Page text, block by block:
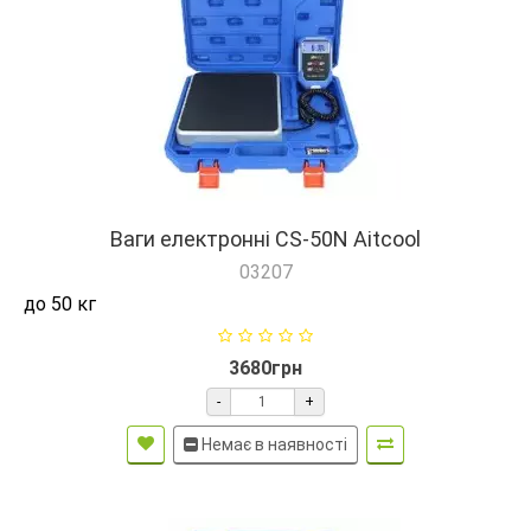
Ваги електронні СS-50N Aitcool
03207
до 50 кг
3680грн
- +
Немає в наявності